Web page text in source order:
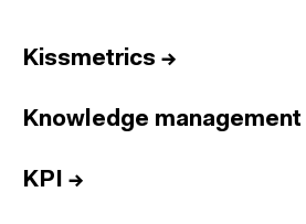
Kissmetrics →
Knowledge management
KPI →